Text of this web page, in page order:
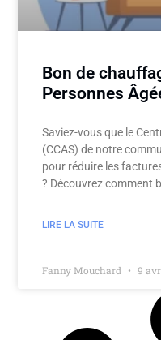
Bon de
Personnes
Saviez-vous que le
(CCAS) de notre
pour réduire les
? Découvrez comment
LIRE LA SUITE
Fanny Mouchard 9